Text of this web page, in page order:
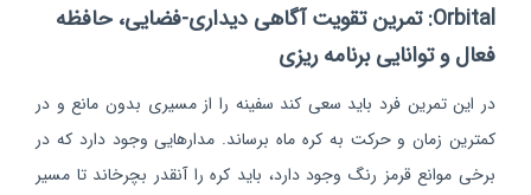
Orbital: تمرین تقویت آگاهی دیداری-فضایی، حافظه
فعال و توانایی برنامه ریزی
در این تمرین فرد باید سعی کند سفینه را از مسیری بدون مانع و در
کمترین زمان و حرکت به کره ماه برساند. مدارهایی وجود دارد که در
برخی موانع قرمز رنگ وجود دارد، باید کره را آنقدر بچرخاند تا مسیر